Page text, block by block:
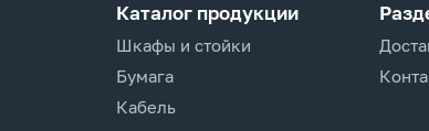
Каталог продукции
Шкафы и стойки
Бумага
Кабель